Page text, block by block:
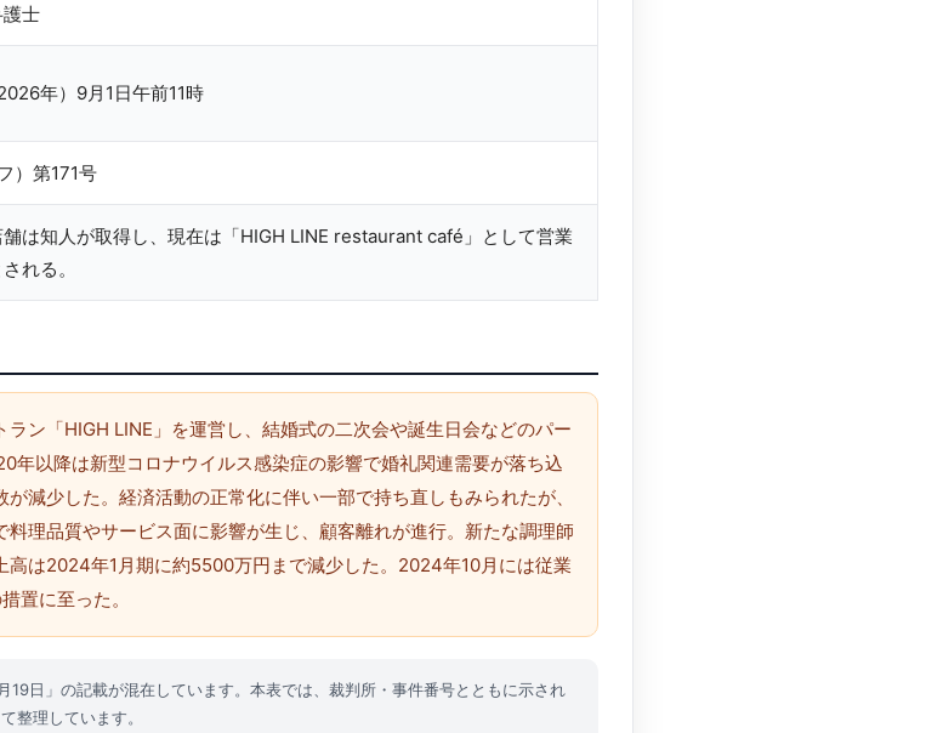
士
年）9月1日午前11時
）第171号
は知人が取得し、現在は「HIGH LINE restaurant café」として営業
れる。
ン「HIGH LINE」を運営し、結婚式の二次会や誕生日会などのパー
年以降は新型コロナウイルス感染症の影響で婚礼関連需要が落ち込
減少した。経済活動の正常化に伴い一部で持ち直しもみられたが、
理品質やサービス面に影響が生じ、顧客離れが進行。新たな調理師
高は2024年1月期に約5500万円まで減少した。2024年10月には従業
置に至った。
日」の記載が混在しています。本表では、裁判所・事件番号とともに示され
整理しています。